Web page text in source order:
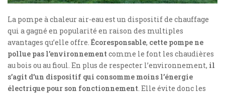
La pompe à chaleur air-eau est un dispositif de chauffage
qui a gagné en popularité en raison des multiples
avantages qu’elle offre. Écoresponsable, cette pompe ne
pollue pas l’environnement comme le font les chaudières
au bois ou au fioul. En plus de respecter l’environnement, il
s’agit d’un dispositif qui consomme moins l’énergie
électrique pour son fonctionnement. Elle évite donc les